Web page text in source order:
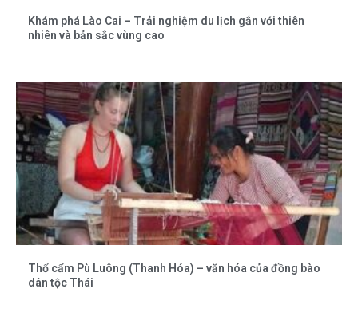
Khám phá Lào Cai – Trải nghiệm du lịch gắn với thiên
nhiên và bản sắc vùng cao
Thổ cẩm Pù Luông (Thanh Hóa) – văn hóa của đồng bào
dân tộc Thái